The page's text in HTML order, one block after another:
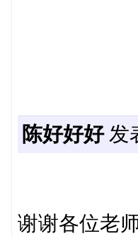
陈好好好发
谢谢各位老